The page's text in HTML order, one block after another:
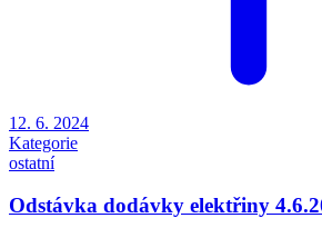
12. 6. 2024
Kategorie
ostatní
Odstávka dodávky elektřiny